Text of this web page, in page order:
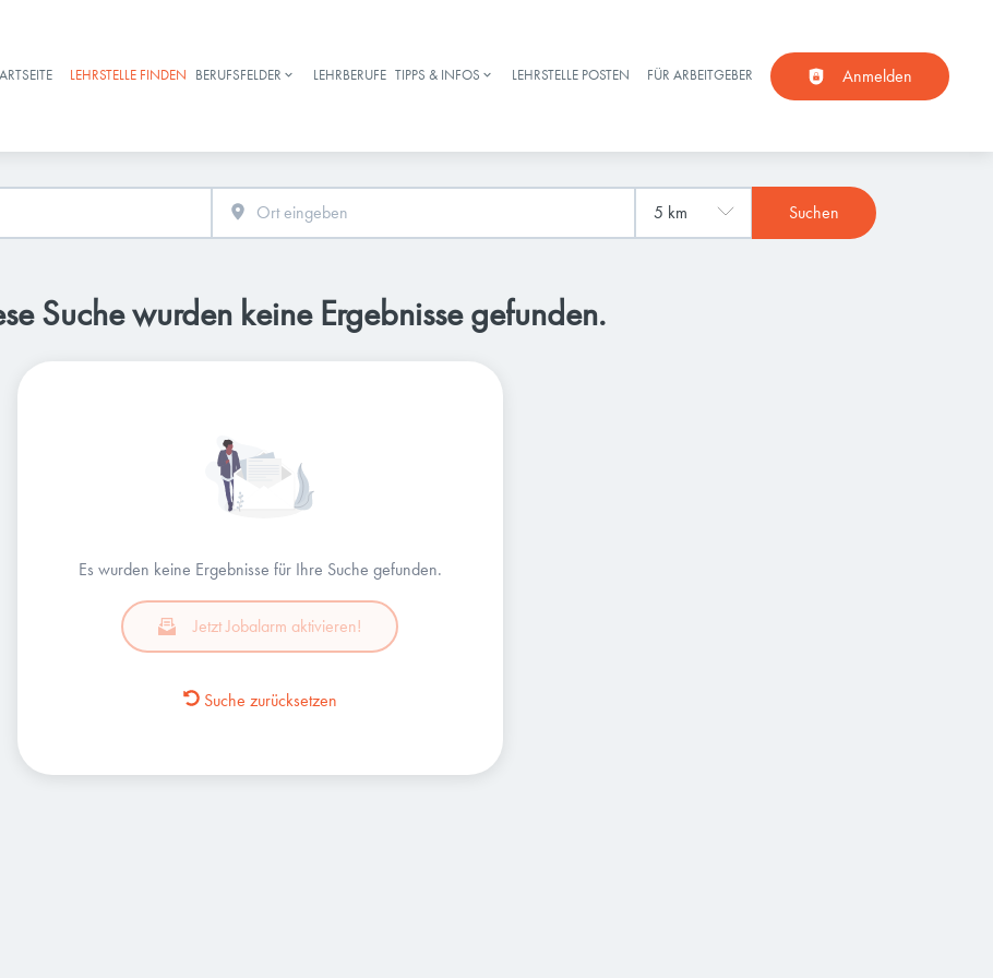
Haupt-Navigation
LEHRSTELLE FINDEN BERUFSFELDER LEHRBERUFE TIPPS & INFOS LEHRSTELLE POSTEN FÜR ARBEITGEBER Anmelden
Suchen
Suche wurden keine Ergebnisse gefunden.
Es wurden keine Ergebnisse für Ihre Suche gefunden.
Jetzt Jobalarm aktivieren!
Suche zurücksetzen